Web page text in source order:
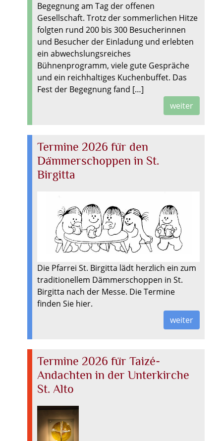
Begegnung am Tag der offenen
Gesellschaft. Trotz der sommerlichen Hitze
folgten rund 200 bis 300 Besucherinnen
und Besucher der Einladung und erlebten
ein abwechslungsreiches
Bühnenprogramm, viele gute Gespräche
und ein reichhaltiges Kuchenbuffet. Das
Fest der Begegnung fand […]
weiter
Termine 2026 für den
Dämmerschoppen in St.
Birgitta
Die Pfarrei St. Birgitta lädt herzlich ein zum
traditionellem Dämmerschoppen in St.
Birgitta nach der Messe. Die Termine
finden Sie hier.
weiter
Termine 2026 für Taizé-
Andachten in der Unterkirche
St. Alto